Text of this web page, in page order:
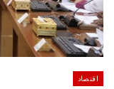
اقتصاد